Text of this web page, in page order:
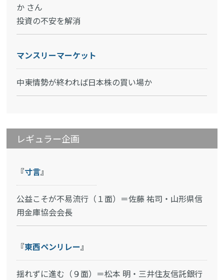
か さん
投資の不安を解消
マンスリーマーケット
中東情勢が終われば日本株の買い場か
レギュラー企画
『寸言』
公益こそが不易流行（１面）＝佐藤 祐司・山形県信
用金庫協会会長
『東西ペンリレー』
揺れずに進む（９面）＝松本 明・三井住友信託銀行